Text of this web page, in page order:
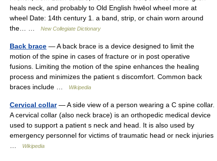
heals neck, and probably to Old English hwēol wheel more at
wheel Date: 14th century 1. a band, strip, or chain worn around
the… …
New Collegiate Dictionary
Back brace — A back brace is a device designed to limit the
motion of the spine in cases of fracture or in post operative
fusions. Limiting the motion of the spine enhances the healing
process and minimizes the patient s discomfort. Common back
braces include …
Wikipedia
Cervical collar— A side view of a person wearing a C spine collar.
A cervical collar (also neck brace) is an orthopedic medical device
used to support a patient s neck and head. It is also used by
emergency personnel for victims of traumatic head or neck injuries
Wikipedia